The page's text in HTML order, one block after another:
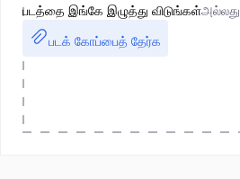
படத்தை இங்கே இழுத்து விடுங்கள்அல்லது
படக் கோப்பைத் தேர்க